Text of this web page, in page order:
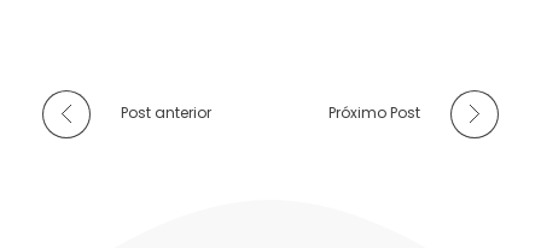
Post anterior Próximo Post